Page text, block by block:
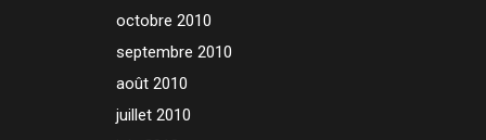
octobre 2010
septembre 2010
août 2010
juillet 2010